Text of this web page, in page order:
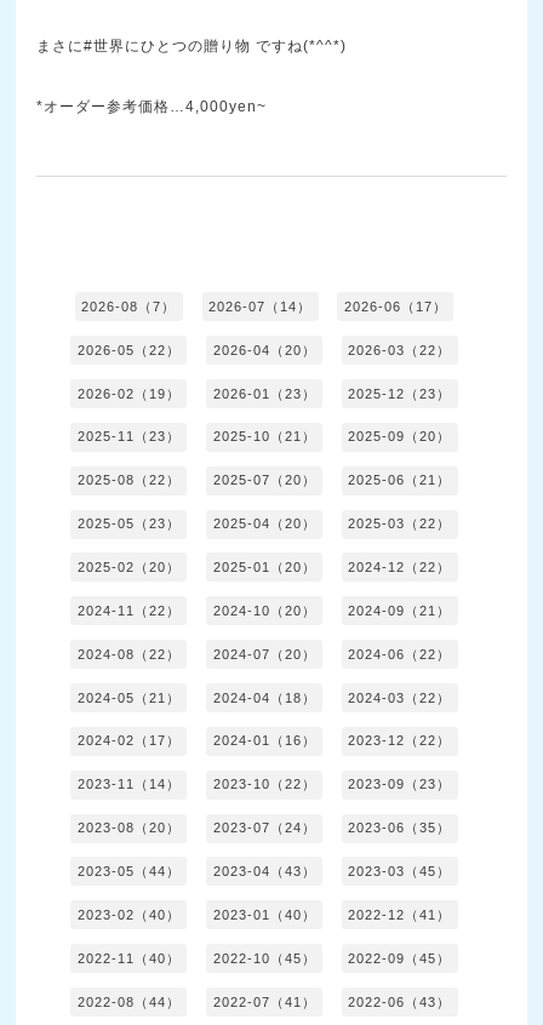
まさに#世界にひとつの贈り物 ですね(*^^*)
*オーダー参考価格…4,000yen~
2026-08（7） 2026-07（14） 2026-06（17）
2026-05（22） 2026-04（20） 2026-03（22）
2026-02（19） 2026-01（23） 2025-12（23）
2025-11（23） 2025-10（21） 2025-09（20）
2025-08（22） 2025-07（20） 2025-06（21）
2025-05（23） 2025-04（20） 2025-03（22）
2025-02（20） 2025-01（20） 2024-12（22）
2024-11（22） 2024-10（20） 2024-09（21）
2024-08（22） 2024-07（20） 2024-06（22）
2024-05（21） 2024-04（18） 2024-03（22）
2024-02（17） 2024-01（16） 2023-12（22）
2023-11（14） 2023-10（22） 2023-09（23）
2023-08（20） 2023-07（24） 2023-06（35）
2023-05（44） 2023-04（43） 2023-03（45）
2023-02（40） 2023-01（40） 2022-12（41）
2022-11（40） 2022-10（45） 2022-09（45）
2022-08（44） 2022-07（41） 2022-06（43）